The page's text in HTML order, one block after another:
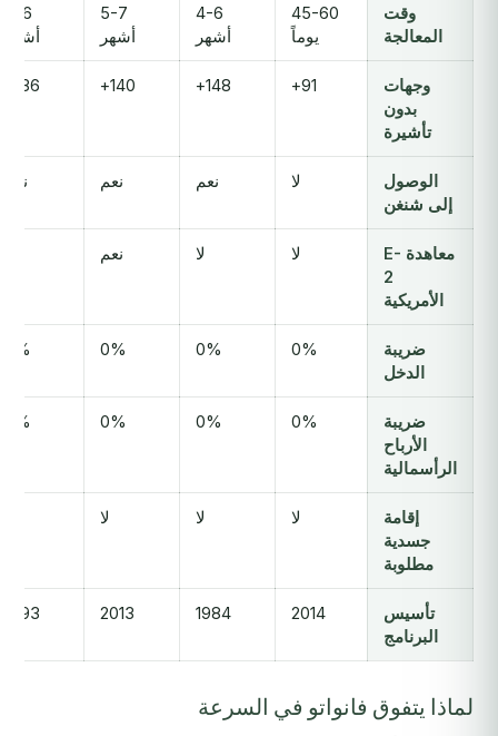
وقت
المعالجة
45-60
يوماً
4-6
أشهر
5-7
أشهر
4-6
أشهر
وجهات
بدون
تأشيرة
91+
148+
140+
136+
الوصول
إلى شنغن
لا نعم نعم نعم
معاهدة E-
2
الأمريكية
لا لا نعم
ضريبة
الدخل
0%
0%
0%
0%
ضريبة
الأرباح
الرأسمالية
0%
0%
0%
0%
إقامة
جسدية
مطلوبة
لا لا لا
تأسيس
البرنامج
2014
1984
2013
1993
لماذا يتفوق فانواتو في السرعة